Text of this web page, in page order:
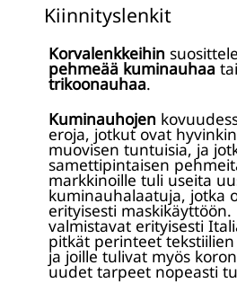
Kiinnityslenkit
Korvalenkkeihin
pehmeää kuminauhaa
trikoonauhaa.
Kuminauhojen
eroja, jotkut ovat
muovisen tuntuisia, ja
samettipintaisen
markkinoille tuli useita
kuminauhalaatuja, jotka
erityisesti maskikäyttöön.
valmistavat erityisesti
pitkät perinteet
ja joille tulivat myös
uudet tarpeet nopeasti